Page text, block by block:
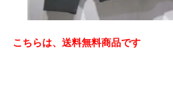
こちらは、送料無料商品です